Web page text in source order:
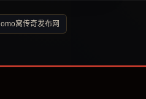
lomo窝传奇发布网